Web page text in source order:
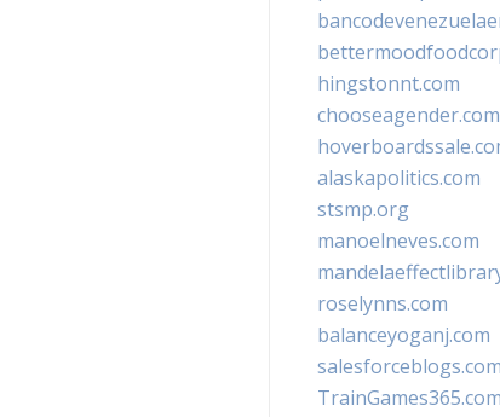
hingstonnt.com
chooseagender.com
alaskapolitics.com
stsmp.org
manoelneves.com
roselynns.com
balanceyoganj.com
salesforceblogs.com
TrainGames365.com